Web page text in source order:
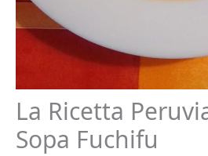
La Ricetta
Sopa Fuchifu